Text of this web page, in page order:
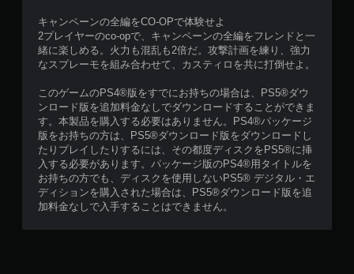
ブ
ト
リ
ガ
エ
フ
ェ
ク
ト
な
し
で
キャンペーンの全編をCO-OPで体験せよ
2プレイヤーのco-opで、キャンペーンの全編をフレンドと一
緒に楽しめる。火力も混乱も2倍だ。攻撃計画を練り、強力
なスプレーモを組み合わせて、カスティロを共に打倒せよ。
このゲームのPS4®版をすでにお持ちの場合は、PS5®ダウ
ンロード版を追加料金なしでダウンロードすることができま
す。本製品を購入する必要はありません。PS4®パッケージ
版をお持ちの方は、PS5®ダウンロード版をダウンロードし
たりプレイしたりするには、その都度ディスクをPS5®に挿
入する必要があります。パッケージ版のPS4®用タイトルを
お持ちの方でも、ディスクを使用しないPS5® デジタル・エ
ディションを購入された場合は、PS5®ダウンロード版を追
加料金なしで入手することはできません。